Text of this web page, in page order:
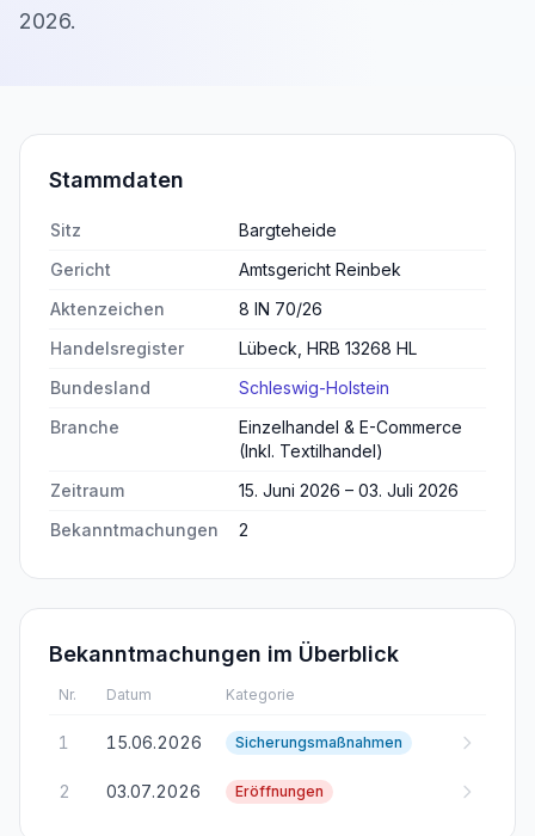
2026.
Stammdaten
Sitz
Bargteheide
Gericht
Amtsgericht Reinbek
Aktenzeichen
8 IN 70/26
Handelsregister
Lübeck, HRB 13268 HL
Bundesland
Schleswig-Holstein
Branche
Einzelhandel & E-Commerce
(Inkl. Textilhandel)
Zeitraum
15. Juni 2026 – 03. Juli 2026
Bekanntmachungen
2
Bekanntmachungen im Überblick
Nr. Datum Kategorie
1 15.06.2026 Sicherungsmaßnahmen
2 03.07.2026 Eröffnungen